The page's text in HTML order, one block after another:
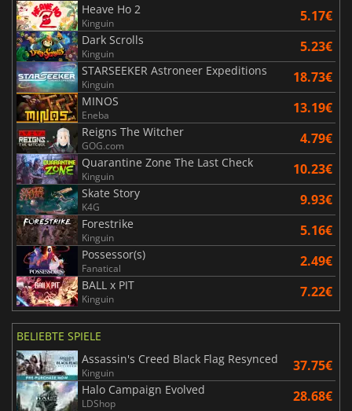
Heave Ho 2
Kinguin 5.17€
Dark Scrolls
Kinguin 5.23€
STARSEEKER Astroneer Expeditions
Kinguin 18.73€
MINOS
Eneba 13.19€
Reigns The Witcher
GOG.com 4.79€
Quarantine Zone The Last Check
Kinguin 10.23€
Skate Story
K4G 9.93€
Forestrike
Kinguin 5.16€
Possessor(s)
Fanatical 2.49€
BALL x PIT
Kinguin 7.22€
BELIEBTE SPIELE
Assassin's Creed Black Flag Resynced
Kinguin 37.75€
Halo Campaign Evolved
LDShop 28.68€